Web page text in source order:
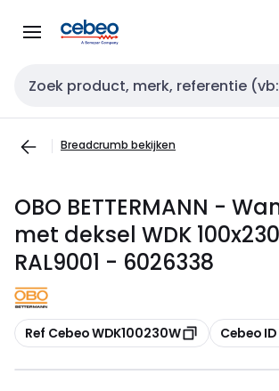
naar
naar
Zoekveld invoer
Breadcrumb bekijken
OBO BETTERMANN -
met deksel WDK
RAL9001 - 6026338
Kopiëren
Ref Cebeo WDK100230W Kopiëren
Cebeo